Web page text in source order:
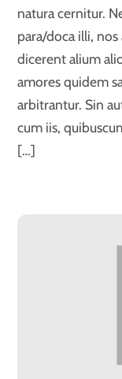
natura cernitur.
para/doca illi,
dicerent alium
amores quidem
arbitrantur. Sin
cum iis,
[…]